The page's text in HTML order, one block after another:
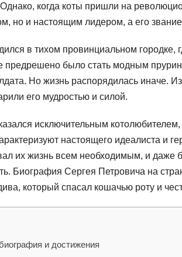
когда коты пришли на
но и настоящим лидером, а его
в тихом провинциальном городке,
предрешено было стать модным
Но жизнь распорядилась иначе.
его мудростью и силой.
исключительным
настоящего идеалиста и
их жизнь всем необходимым, и даже
Биография Сергея Петровича на
который спасал кошачью роту и
и достижения